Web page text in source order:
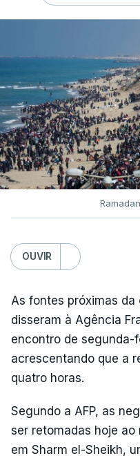
OUVIR
As fontes próximas da
disseram à Agência
encontro de
acrescentando que a
quatro horas.
Segundo a AFP, as
ser retomadas hoje ao
em Sharm el-Sheikh,